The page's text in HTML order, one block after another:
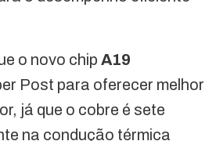
o novo chip A19
Post para oferecer melhor
já que o cobre é sete
na condução térmica